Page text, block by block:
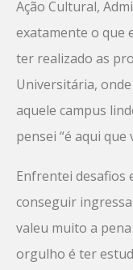
Ação Cultural,
exatamente o que
ter realizado as
Universitária,
aquele campus
pensei “é aqui
Enfrentei desafios
conseguir
valeu muito a
orgulho é ter